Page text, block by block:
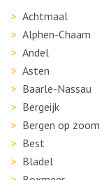
Achtmaal
Alphen-Chaam
Andel
Asten
Baarle-Nassau
Bergeijk
Bergen op zoom
Best
Bladel